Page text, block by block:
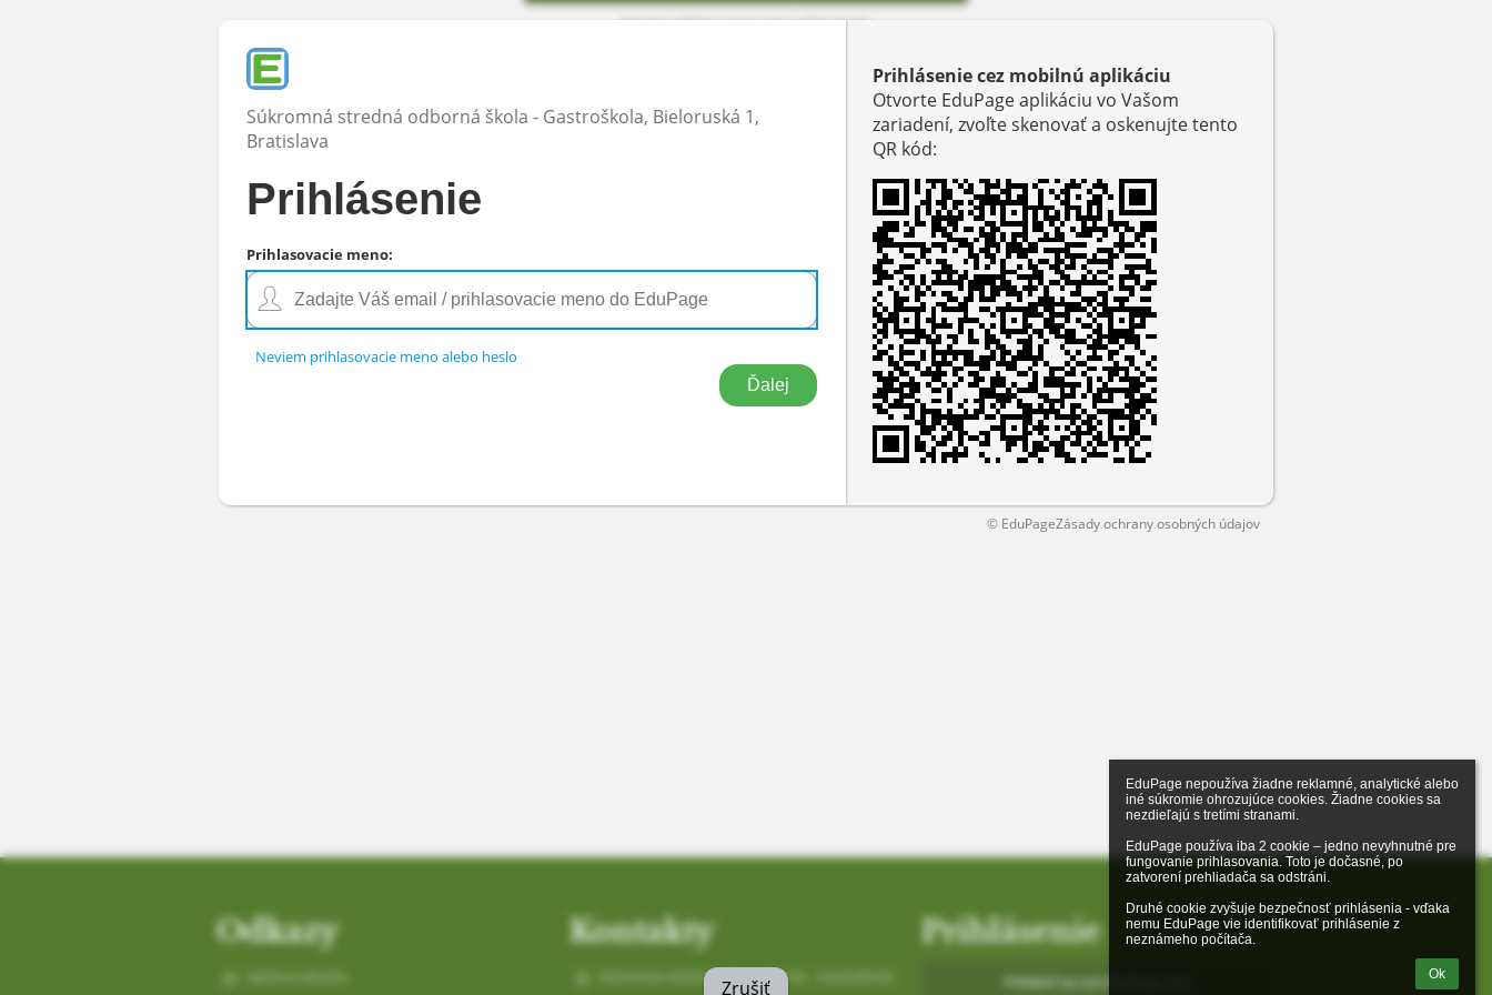
EduPage nepoužíva žiadne reklamné, analytické alebo
iné súkromie ohrozujúce cookies. Žiadne cookies sa
nezdieľajú s tretími stranami.
EduPage používa iba 2 cookie – jedno nevyhnutné pre
fungovanie prihlasovania. Toto je dočasné, po
zatvorení prehliadača sa odstráni.
Druhé cookie zvyšuje bezpečnosť prihlásenia - vďaka
nemu EduPage vie identifikovať prihlásenie z
neznámeho počítača.
Ok
Neviem prihlasovacie meno alebo heslo
Odkazy Kontakty
Súkromná stredná odborná škola - Gastroškola
Prihlásenie
Prihlásiť sa cez EduPage účet
Súkromná stredná odborná škola - Gastroškola, Bieloruská 1,
Bratislava
Prihlásenie
Prihlasovacie meno:
Neviem prihlasovacie meno alebo heslo
Prihlásenie cez mobilnú aplikáciu
Otvorte EduPage aplikáciu vo Vašom
zariadení, zvoľte skenovať a oskenujte tento
QR kód:
© EduPageZásady ochrany osobných údajov
Zrušiť